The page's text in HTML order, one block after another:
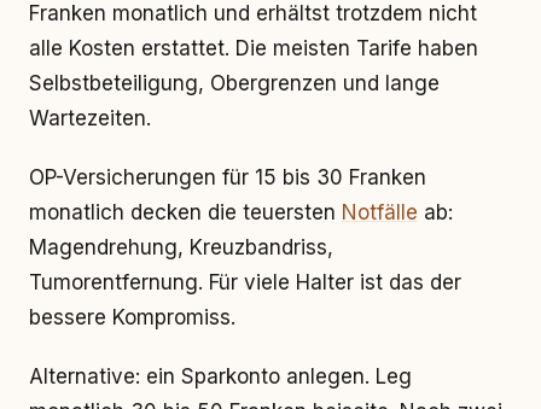
Franken monatlich und erhältst trotzdem nicht
alle Kosten erstattet. Die meisten Tarife haben
Selbstbeteiligung, Obergrenzen und lange
Wartezeiten.
OP-Versicherungen für 15 bis 30 Franken
monatlich decken die teuersten Notfälle ab:
Magendrehung, Kreuzbandriss,
Tumorentfernung. Für viele Halter ist das der
bessere Kompromiss.
Alternative: ein Sparkonto anlegen. Leg